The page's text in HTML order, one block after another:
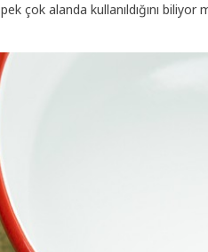
çok alanda kullanıldığını